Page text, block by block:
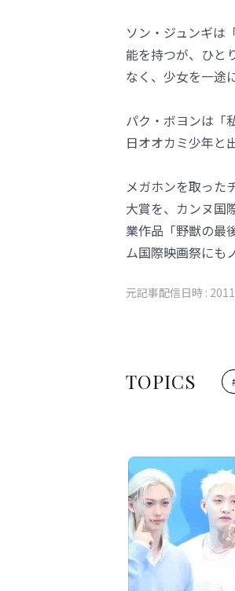
ソン・ジュンギは
能を持つが、ひと
なく、少女を一途
パク・ボヨンは「
日オオカミ少年と
メガホンを取った
大賞を、カンヌ国
業作品「野獣の最
ム国際映画祭にも
元記事配信日時 :
TOPICS